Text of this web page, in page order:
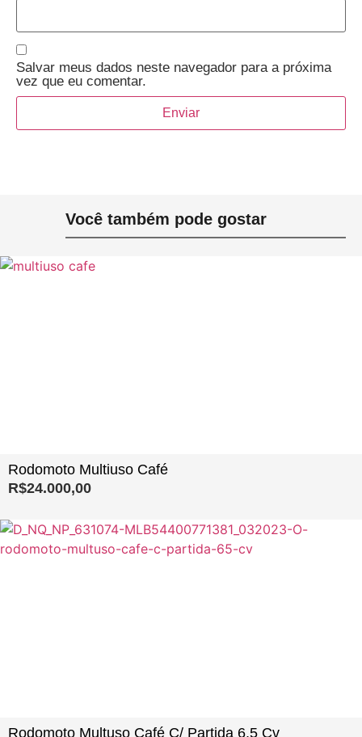
Salvar meus dados neste navegador para a próxima
vez que eu comentar.
Você também pode gostar
Rodomoto Multiuso Café
R$24.000,00
Rodomoto Multuso Café C/ Partida 6,5 Cv